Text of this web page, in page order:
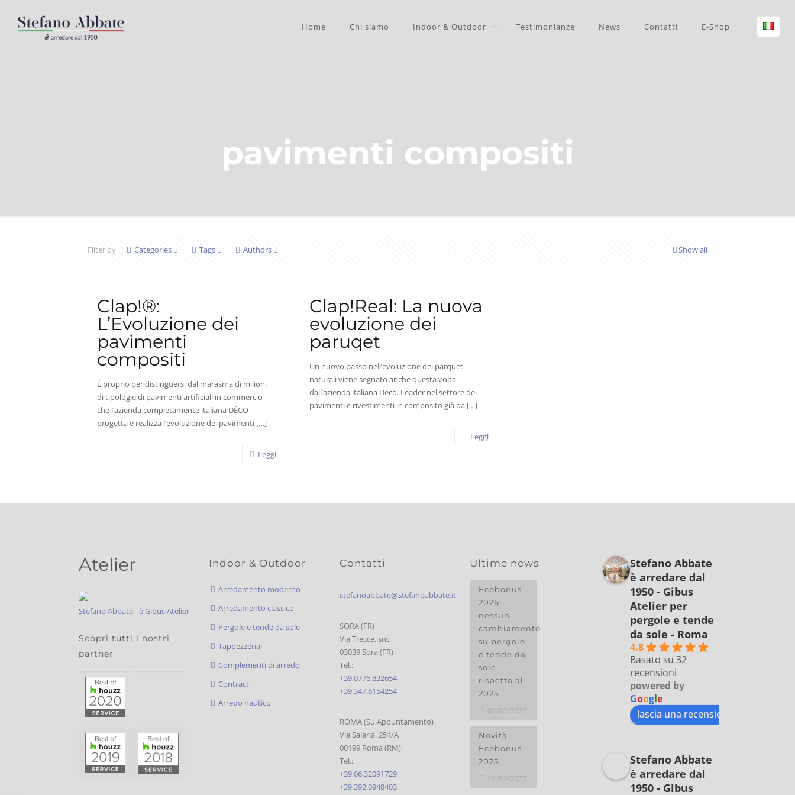
Home Chi siamo Indoor & Outdoor Testimonianze News Contatti E-Shop
pavimenti compositi
Filter by Categories Tags Authors Show all
Clap!®:
L’Evoluzione dei
pavimenti
compositi
È proprio per distinguersi dal marasma di milioni
di tipologie di pavimenti artificiali in commercio
che l’azienda completamente italiana DÉCO
progetta e realizza l’evoluzione dei pavimenti[…]
Leggi
Clap!Real: La nuova
evoluzione dei
paruqet
Un nuovo passo nell’evoluzione dei parquet
naturali viene segnato anche questa volta
dall’azienda italiana Déco. Leader nel settore dei
pavimenti e rivestimenti in composito già da […]
Leggi
Atelier
Stefano Abbate - è Gibus Atelier
Scopri tutti i nostri
partner
Indoor & Outdoor
Arredamento moderno
Arredamento classico
Pergole e tende da sole
Tappezzeria
Complementi di arredo
Contract
Arredo nautico
Contatti
stefanoabbate@stefanoabbate.it
SORA (FR)
Via Trecce, snc
03039 Sora (FR)
Tel.:
+39.0776.832654
+39.347.8154254
ROMA (Su Appuntamento)
Via Salaria, 251/A
00199 Roma (RM)
Tel.:
+39.06.32091729
+39.392.0948403
Ultime news
Ecobonus
2026:
nessun
cambiamento
su pergole
e tende da
sole
rispetto al
2025
02/02/2026
Novità
Ecobonus
2025
14/01/2025
Stefano Abbate
è arredare dal
1950 - Gibus
Atelier per
pergole e tende
da sole - Roma
4.8
Basato su 32
recensioni
powered by
Google
lascia una recensione su
Stefano Abbate
è arredare dal
1950 - Gibus